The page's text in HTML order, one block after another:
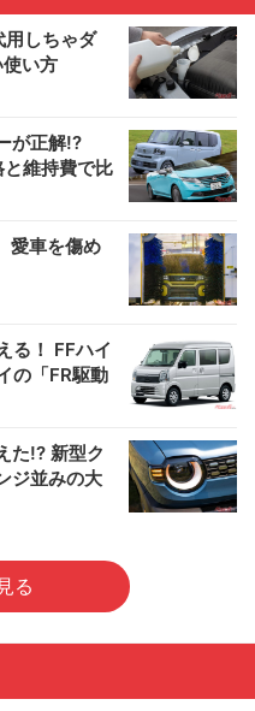
用しちゃダ
い方
が正解!?
維持費で比
愛車を傷め
る！ FFハイ
の「FR駆動
た!? 新型ク
ジ並みの大
る